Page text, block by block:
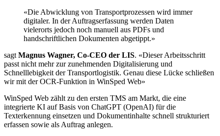
«Die Abwicklung von Transportprozessen wird immer
digitaler. In der Auftragserfassung werden Daten
vielerorts jedoch noch manuell aus PDFs und
handschriftlichen Dokumenten abgetippt.»
sagt Magnus Wagner, Co-CEO der LIS. «Dieser Arbeitsschritt
passt nicht mehr zur zunehmenden Digitalisierung und
Schnelllebigkeit der Transportlogistik. Genau diese Lücke schließen
wir mit der OCR-Funktion in WinSped Web»
WinSped Web zählt zu den ersten TMS am Markt, die eine
integrierte KI auf Basis von ChatGPT (OpenAI) für die
Texterkennung einsetzen und Dokumentinhalte schnell strukturiert
erfassen sowie als Auftrag anlegen.